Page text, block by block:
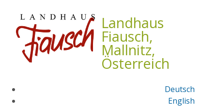
Salta al contenuto principale Landhaus
Fiausch,
Mallnitz,
Österreich
Deutsch
English